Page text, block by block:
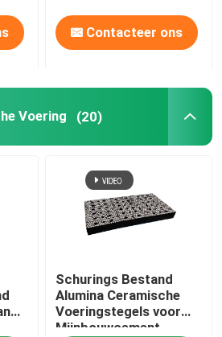
Contacteer ons
Voering (20)
Schurings Bestand
Alumina Ceramische
Voeringstegels voor
Mijnbouwcement